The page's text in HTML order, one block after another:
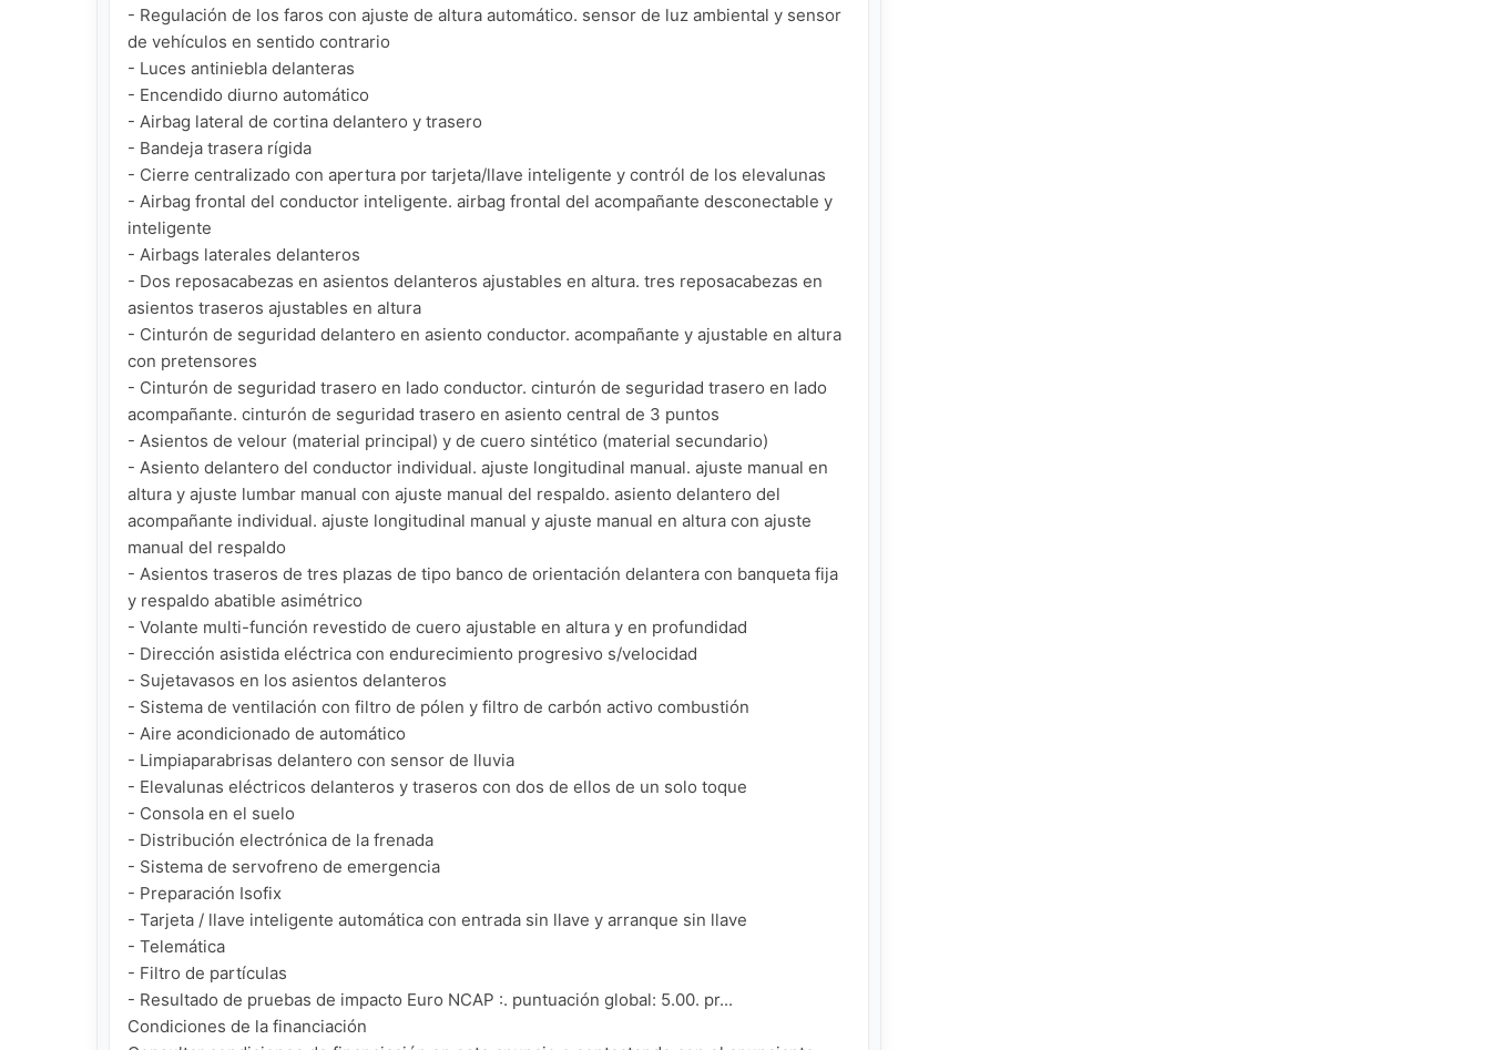
- Regulación de los faros con ajuste de altura automático. sensor de luz ambiental y sensor
de vehículos en sentido contrario
- Luces antiniebla delanteras
- Encendido diurno automático
- Airbag lateral de cortina delantero y trasero
- Bandeja trasera rígida
- Cierre centralizado con apertura por tarjeta/llave inteligente y contról de los elevalunas
- Airbag frontal del conductor inteligente. airbag frontal del acompañante desconectable y
inteligente
- Airbags laterales delanteros
- Dos reposacabezas en asientos delanteros ajustables en altura. tres reposacabezas en
asientos traseros ajustables en altura
- Cinturón de seguridad delantero en asiento conductor. acompañante y ajustable en altura
con pretensores
- Cinturón de seguridad trasero en lado conductor. cinturón de seguridad trasero en lado
acompañante. cinturón de seguridad trasero en asiento central de 3 puntos
- Asientos de velour (material principal) y de cuero sintético (material secundario)
- Asiento delantero del conductor individual. ajuste longitudinal manual. ajuste manual en
altura y ajuste lumbar manual con ajuste manual del respaldo. asiento delantero del
acompañante individual. ajuste longitudinal manual y ajuste manual en altura con ajuste
manual del respaldo
- Asientos traseros de tres plazas de tipo banco de orientación delantera con banqueta fija
y respaldo abatible asimétrico
- Volante multi-función revestido de cuero ajustable en altura y en profundidad
- Dirección asistida eléctrica con endurecimiento progresivo s/velocidad
- Sujetavasos en los asientos delanteros
- Sistema de ventilación con filtro de pólen y filtro de carbón activo combustión
- Aire acondicionado de automático
- Limpiaparabrisas delantero con sensor de lluvia
- Elevalunas eléctricos delanteros y traseros con dos de ellos de un solo toque
- Consola en el suelo
- Distribución electrónica de la frenada
- Sistema de servofreno de emergencia
- Preparación Isofix
- Tarjeta / llave inteligente automática con entrada sin llave y arranque sin llave
- Telemática
- Filtro de partículas
- Resultado de pruebas de impacto Euro NCAP :. puntuación global: 5.00. pr...
Condiciones de la financiación